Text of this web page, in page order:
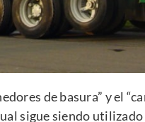
de basura” y el
sigue siendo utilizado